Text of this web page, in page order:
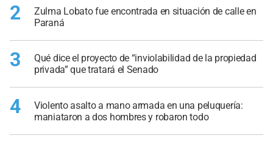
2
Zulma Lobato fue encontrada en situación de calle en
Paraná
3
Qué dice el proyecto de “inviolabilidad de la propiedad
privada” que tratará el Senado
4
Violento asalto a mano armada en una peluquería:
maniataron a dos hombres y robaron todo